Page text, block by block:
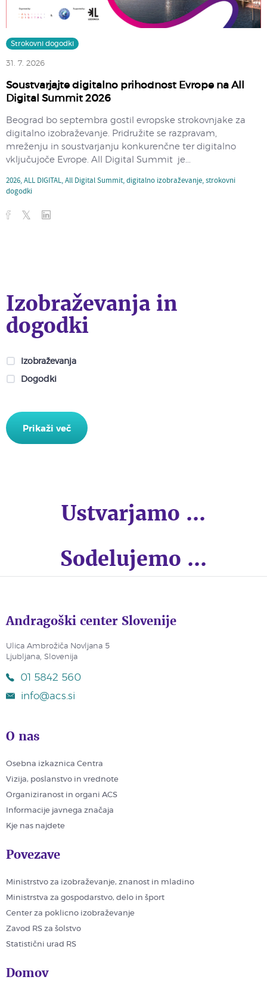
Strokovni dogodki
31. 7. 2026
Soustvarjajte digitalno prihodnost Evrope na All
Digital Summit 2026
Beograd bo septembra gostil evropske strokovnjake za
digitalno izobraževanje. Pridružite se razpravam,
mreženju in soustvarjanju konkurenčne ter digitalno
vključujoče Evrope. All Digital Summit je...
2026,ALL DIGITAL,All Digital Summit,digitalno izobraževanje,strokovni
dogodki
Izobraževanja in
dogodki
Izobraževanja
Dogodki
Prikaži več
Ustvarjamo ...
Sodelujemo ...
Andragoški center Slovenije
Ulica Ambrožiča Novljana 5
Ljubljana, Slovenija
01 5842 560
info@acs.si
O nas
Osebna izkaznica Centra
Vizija, poslanstvo in vrednote
Organiziranost in organi ACS
Informacije javnega značaja
Kje nas najdete
Povezave
Ministrstvo za izobraževanje, znanost in mladino
Ministrstva za gospodarstvo, delo in šport
Center za poklicno izobraževanje
Zavod RS za šolstvo
Statistični urad RS
Domov